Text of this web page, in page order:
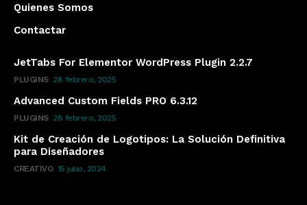
Quienes Somos
Contactar
JetTabs For Elementor WordPress Plugin 2.2.7
PLUGINS 28 febrero, 2025
Advanced Custom Fields PRO 6.3.12
PLUGINS 28 febrero, 2025
Kit de Creación de Logotipos: La Solución Definitiva
para Diseñadores
CREATIVO 15 julio, 2024